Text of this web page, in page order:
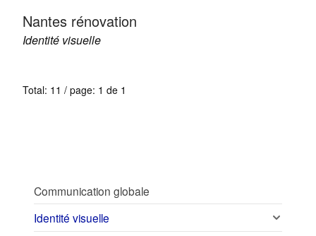
Nantes rénovation
Identité visuelle
Total: 11 / page: 1 de 1
Communication globale
Identité visuelle